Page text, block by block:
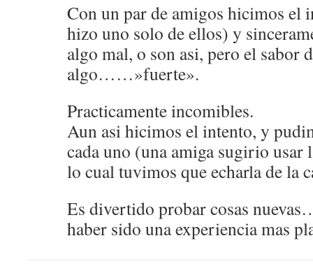
Con un par de amigos hicimos el
hizo uno solo de ellos) y
algo mal, o son asi, pero el sabor
algo……»fuerte».
Practicamente incomibles.
Aun asi hicimos el intento, y
cada uno (una amiga sugirio usar
lo cual tuvimos que echarla de la
Es divertido probar cosas
haber sido una experiencia mas